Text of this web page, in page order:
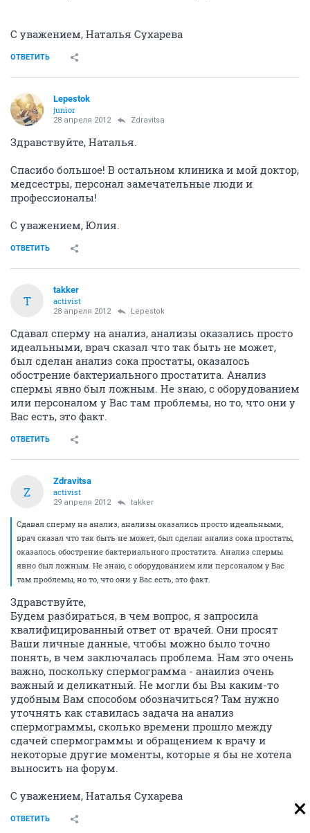
С уважением, Наталья Сухарева
ОТВЕТИТЬ
Lepestok
junior
28 апреля 2012 Zdravitsa
Здравствуйте, Наталья.
Спасибо большое! В остальном клиника и мой доктор,
медсестры, персонал замечательные люди и
профессионалы!
С уважением, Юлия.
ОТВЕТИТЬ
T
takker
activist
28 апреля 2012 Lepestok
Cдавал сперму на анализ, анализы оказались просто
идеальными, врач сказал что так быть не может,
был сделан анализ сока простаты, оказалось
обострение бактериального простатита. Анализ
спермы явно был ложным. Не знаю, с оборудованием
или персоналом у Вас там проблемы, но то, что они у
Вас есть, это факт.
ОТВЕТИТЬ
Z
Zdravitsa
activist
29 апреля 2012 takker
Cдавал сперму на анализ, анализы оказались просто идеальными,
врач сказал что так быть не может, был сделан анализ сока простаты,
оказалось обострение бактериального простатита. Анализ спермы
явно был ложным. Не знаю, с оборудованием или персоналом у Вас
там проблемы, но то, что они у Вас есть, это факт.
Здравствуйте,
Будем разбираться, в чем вопрос, я запросила
квалифицированный ответ от врачей. Они просят
Ваши личные данные, чтобы можно было точно
понять, в чем заключалась проблема. Нам это очень
важно, поскольку спермограмма - анаилиз очень
важный и деликатный. Не могли бы Вы каким-то
удобным Вам способом обозначиться? Там нужно
уточнять как ставилась задача на анализ
спермограммы, сколько времени прошло между
сдачей спермограммы и обращением к врачу и
некоторые другие моменты, которые я бы не хотела
выносить на форум.
С уважением, Наталья Сухарева
ОТВЕТИТЬ